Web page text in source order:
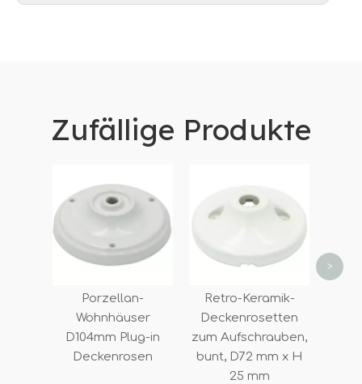
Zufällige Produkte
Porzellan-
Wohnhäuser
D104mm Plug-in
Deckenrosen
Retro-Keramik-
Deckenrosetten
zum Aufschrauben,
bunt, D72 mm x H
25 mm
>